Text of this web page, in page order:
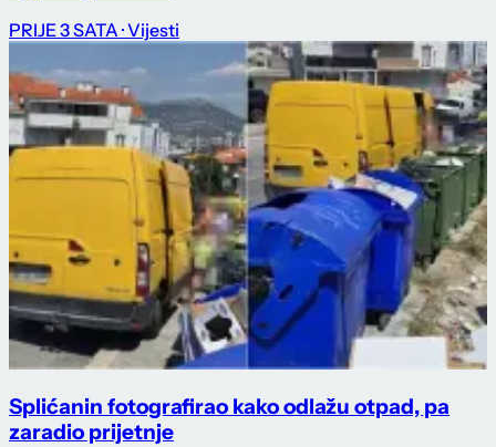
PRIJE 3 SATA · Vijesti
Splićanin fotografirao kako odlažu otpad, pa
zaradio prijetnje